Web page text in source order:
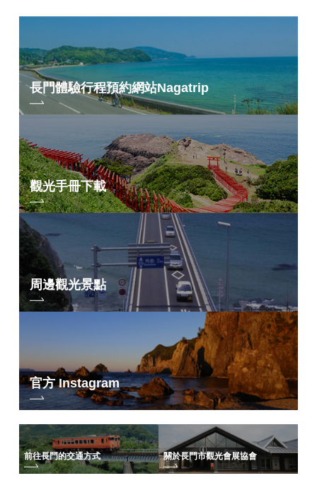
長門體驗行程預約網站Nagatrip
觀光手冊下載
周邊觀光景點
官方 Instagram
前往長門的交通方式 關於長門市觀光會展協會